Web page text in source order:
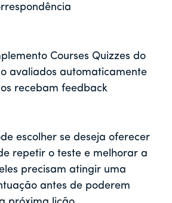
Courses Quizzes do
avaliados automaticamente
recebam feedback
escolher se deseja oferecer
repetir o teste e melhorar a
precisam atingir uma
antes de poderem